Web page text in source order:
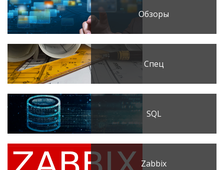
Обзоры
Спец
SQL
Zabbix